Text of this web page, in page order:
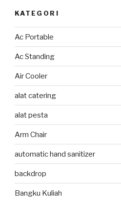
KATEGORI
Ac Portable
Ac Standing
Air Cooler
alat catering
alat pesta
Arm Chair
automatic hand sanitizer
backdrop
Bangku Kuliah